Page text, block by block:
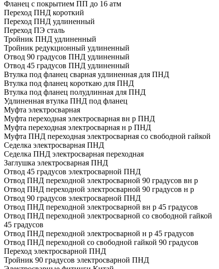
Фланец с покрытием ПП до 16 атм
Переход ПНД короткий
Переход ПНД удлиненный
Переход ПЭ сталь
Тройник ПНД удлиненный
Тройник редукционный удлиненный
Отвод 90 градусов ПНД удлиненный
Отвод 45 градусов ПНД удлиненный
Втулка под фланец сварная удлиненная для ПНД
Втулка под фланец короткаю для ПНД
Втулка под фланец полудлинная для ПНД
Удлиненная втулка ПНД под фланец
Муфта электросварная
Муфта переходная электросварная вн р ПНД
Муфта переходная электросварная н р ПНД
Муфта ПНД переходная электросварная со свободной гайкой
Седелка электросварная ПНД
Седелка ПНД электросварная переходная
Заглушка электросварная ПНД
Отвод 45 градусов электросварной ПНД
Отвод ПНД переходной электросварной 90 градусов вн р
Отвод ПНД переходной электросварной 90 градусов н р
Отвод 90 градусов электросварной ПНД
Отвод ПНД переходной электросварной вн р 45 градусов
Отвод ПНД переходной электросварной со свободной гайкой
45 градусов
Отвод ПНД переходной электросварной н р 45 градусов
Отвод ПНД переходной со свободной гайкой 90 градусов
Переход электросварной ПНД
Тройник 90 градусов электросварной ПНД